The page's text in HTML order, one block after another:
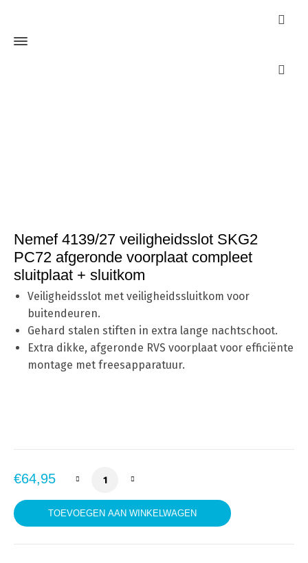
Nemef 4139/27 veiligheidsslot SKG2
PC72 afgeronde voorplaat compleet
sluitplaat + sluitkom
Veiligheidsslot met veiligheidssluitkom voor
buitendeuren.
Gehard stalen stiften in extra lange nachtschoot.
Extra dikke, afgeronde RVS voorplaat voor efficiënte
montage met freesapparatuur.
€64,95 Nemef 4139/27 veiligheidsslot SKG2
TOEVOEGEN AAN WINKELWAGEN